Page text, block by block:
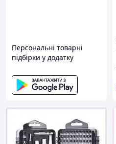
Персональні товарні
підбірки у додатку